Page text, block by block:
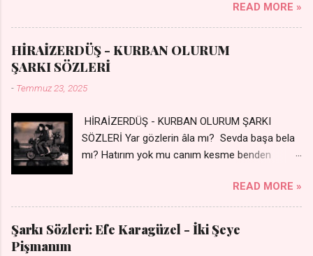
Silinmis yarıda. Hasretin yel gibi Eser yar içimden Bir kıza sevdalı
Yaralı adamım. Sensizlik bir hançer Geceler susmuyor Yaralı
kalbimde Bir sızı durmuyor Tu yi bihare min Ez ji payizim Li
dile şevên min Teng e nefes im Adını sayıklar Uykusuz
geceler Sensiz her sabahım Sessiz ve kederli
READ MORE »
HİRAİZERDÜŞ - KURBAN OLURUM
ŞARKI SÖZLERİ
- Temmuz 23, 2025
HİRAİZERDÜŞ - KURBAN OLURUM ŞARKI
SÖZLERİ Yar gözlerin âla mı? Sevda başa bela
mı? Hatırım yok mu canım kesme benden
dünyayı durdururum Ben sana yoldaş olurum
kurban olurum.. - Sen gülümse bi yol bulurum
Yaslanırsan dağ olurum Ben sana sevda olurum
kurban olurum Can canım cananım Yar gözlerin
READ MORE »
Şarkı Sözleri: Efe Karagüzel - İki Şeye
Pişmanım